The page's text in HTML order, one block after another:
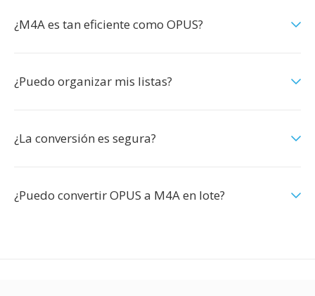
¿M4A es tan eficiente como OPUS?
¿Puedo organizar mis listas?
¿La conversión es segura?
¿Puedo convertir OPUS a M4A en lote?